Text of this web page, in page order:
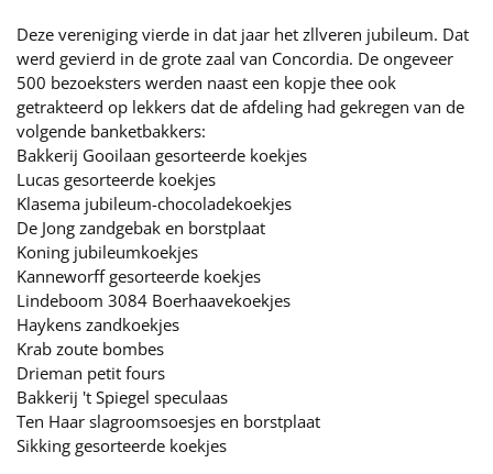
Deze vereniging vierde in dat jaar het zllveren jubileum. Dat
werd gevierd in de grote zaal van Concordia. De ongeveer
500 bezoeksters werden naast een kopje thee ook
getrakteerd op lekkers dat de afdeling had gekregen van de
volgende banketbakkers:
Bakkerij Gooilaan gesorteerde koekjes
Lucas gesorteerde koekjes
Klasema jubileum-chocoladekoekjes
De Jong zandgebak en borstplaat
Koning jubileumkoekjes
Kanneworff gesorteerde koekjes
Lindeboom 3084 Boerhaavekoekjes
Haykens zandkoekjes
Krab zoute bombes
Drieman petit fours
Bakkerij 't Spiegel speculaas
Ten Haar slagroomsoesjes en borstplaat
Sikking gesorteerde koekjes